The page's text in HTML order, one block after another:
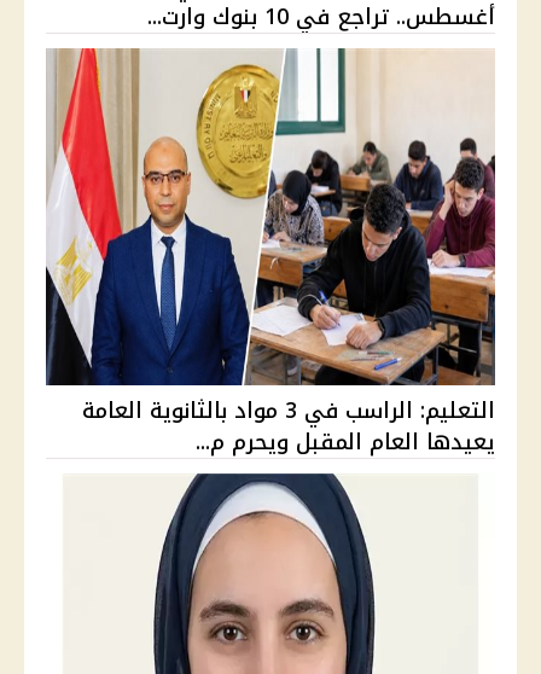
أغسطس.. تراجع في 10 بنوك وارت...
التعليم: الراسب في 3 مواد بالثانوية العامة
يعيدها العام المقبل ويحرم م...